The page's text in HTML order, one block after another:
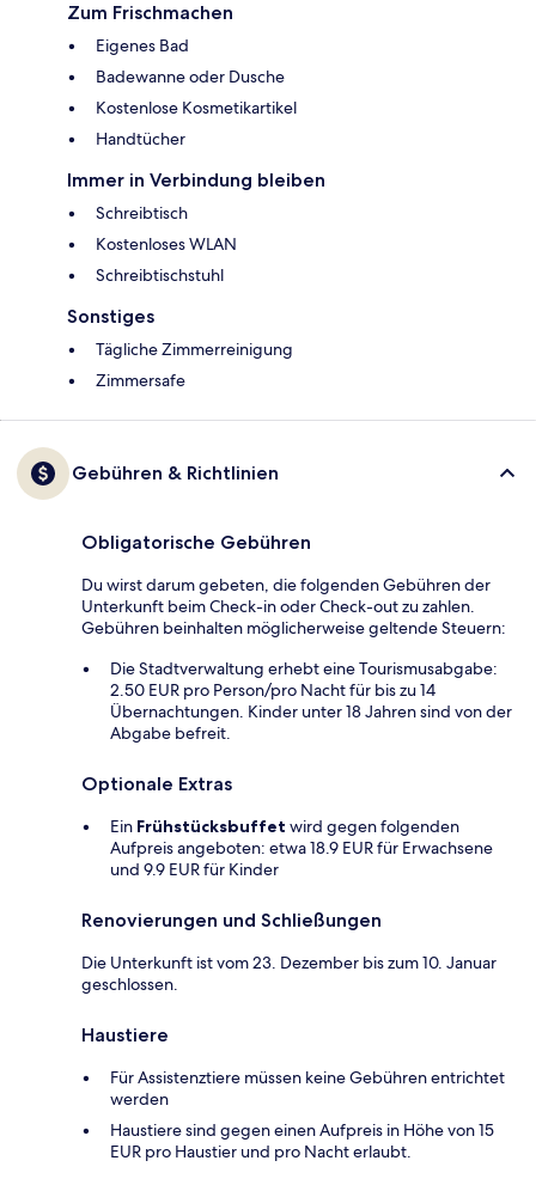
Zum Frischmachen
Eigenes Bad
Badewanne oder Dusche
Kostenlose Kosmetikartikel
Handtücher
Immer in Verbindung bleiben
Schreibtisch
Kostenloses WLAN
Schreibtischstuhl
Sonstiges
Tägliche Zimmerreinigung
Zimmersafe
Gebühren & Richtlinien
Obligatorische Gebühren
Du wirst darum gebeten, die folgenden Gebühren der
Unterkunft beim Check-in oder Check-out zu zahlen.
Gebühren beinhalten möglicherweise geltende Steuern:
Die Stadtverwaltung erhebt eine Tourismusabgabe:
2.50 EUR pro Person/pro Nacht für bis zu 14
Übernachtungen. Kinder unter 18 Jahren sind von der
Abgabe befreit.
Optionale Extras
Ein Frühstücksbuffet wird gegen folgenden
Aufpreis angeboten: etwa 18.9 EUR für Erwachsene
und 9.9 EUR für Kinder
Renovierungen und Schließungen
Die Unterkunft ist vom 23. Dezember bis zum 10. Januar
geschlossen.
Haustiere
Für Assistenztiere müssen keine Gebühren entrichtet
werden
Haustiere sind gegen einen Aufpreis in Höhe von 15
EUR pro Haustier und pro Nacht erlaubt.